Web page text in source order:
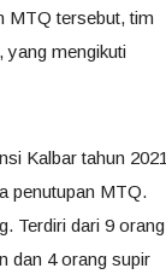
MTQ tersebut, tim
yang mengikuti
Kalbar tahun 2021
penutupan MTQ.
Terdiri dari 9 orang
dan 4 orang supir